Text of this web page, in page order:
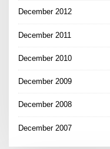
December 2012
December 2011
December 2010
December 2009
December 2008
December 2007